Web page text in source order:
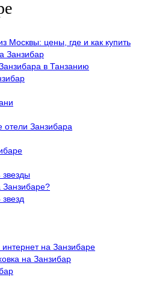
Москвы: цены, где и как купить
Занзибар
в Танзанию
Занзибара
Занзибаре?
на Занзибаре
на Занзибар